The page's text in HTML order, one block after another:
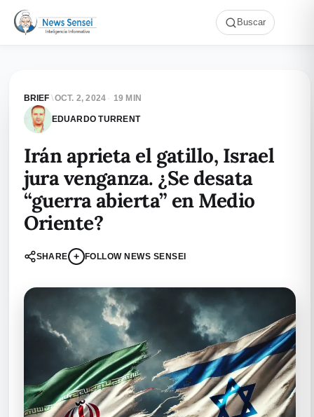
Buscar
BRIEF \OCT. 2, 2024 · 19 MIN
EDUARDO TURRENT
Irán aprieta el gatillo, Israel
jura venganza. ¿Se desata
“guerra abierta” en Medio
Oriente?
SHARE + FOLLOW NEWS SENSEI